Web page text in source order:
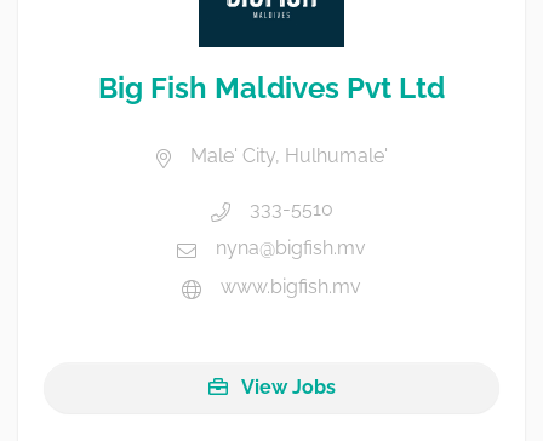
Big Fish Maldives Pvt Ltd
Male' City, Hulhumale'
333-5510
nyna@bigfish.mv
www.bigfish.mv
View Jobs